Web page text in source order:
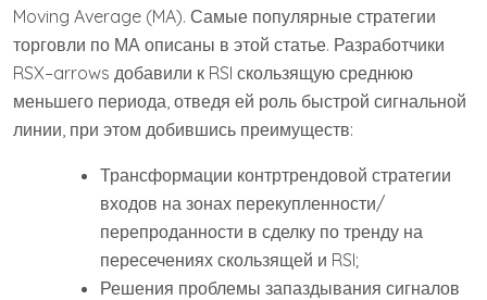
Moving Average (MA). Самые популярные стратегии
торговли по МА описаны в этой статье. Разработчики
RSX–arrows добавили к RSI скользящую среднюю
меньшего периода, отведя ей роль быстрой сигнальной
линии, при этом добившись преимуществ:
Трансформации контртрендовой стратегии
входов на зонах перекупленности/
перепроданности в сделку по тренду на
пересечениях скользящей и RSI;
Решения проблемы запаздывания сигналов